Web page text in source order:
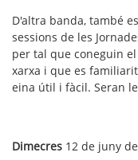
D'altra banda, també
sessions de les
per tal que coneguin
xarxa i que es
eina útil i fàcil. Seran
Dimecres 12 de juny